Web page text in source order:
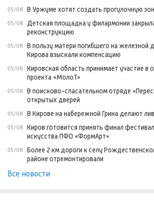
05/08 В Уржуме хотят создать прогулочную
05/08
Детская площадка у филармонии
реконструкцию
05/08
В пользу матери погибшего на железной
Кирова взыскали компенсацию
05/08
Кировская область принимает участие
проекта «МолоТ»
05/08
В поисково-спасательном отряде
открытых дверей
05/08 В Кирове на набережной Грина делают
05/08
Киров готовится принять финал
искусства ПФО «ФормАрт»
05/08
Более 2 км дороги к селу
районе отремонтировали
Все новости